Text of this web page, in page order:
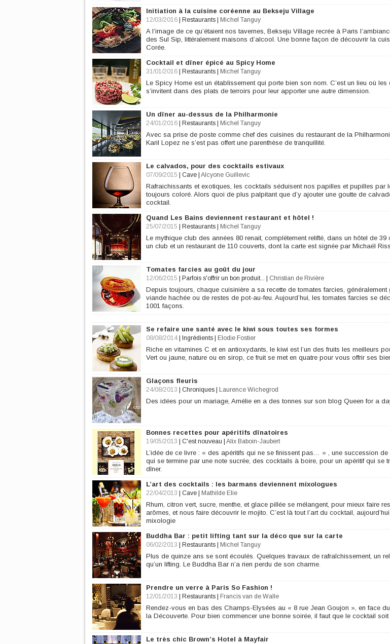
Initiation à la cuisine coréenne au Bekseju Village
12/03/2016 Restaurants Michel Tanguy
A l’image de ce qu’étaient nos tavernes, Bekseju Village recrée à Paris
des Sul Sip, littéralement maisons d’alcool. Une bonne façon de découvrir la
Corée.
Cocktail et dîner épicé au Spicy Home
31/01/2016 Restaurants Michel Tanguy
Le Spicy Home est un établissement qui porte bien son nom. C’est un lieu où les
s’invitent dans des plats de terroirs pour leur apporter une autre dimension.
Un dîner au-dessus de la Philharmonie
24/01/2016 Restaurants Michel Tanguy
Avec sa prise de poste comme chef des cuisines du restaurant de la
Karil Lopez ne s’est pas offert une parenthèse de tranquillité.
Le calvados, pour des cocktails estivaux
07/09/2015 Cave Alcyone Guillevic
Rafraichissants et exotiques, les cocktails séduisent nos papilles et pupilles par
toujours coloré. Alors quoi de plus palpitant que d’y ajouter une goutte de
cocktail.
Quand Les Bains deviennent restaurant et hôtel !
25/07/2015 Restaurants Michel Tanguy
Le mythique club des années 80 renait, complétement relifté, dans un hôtel de 39
un club et un restaurant de 110 couverts, dont la carte est signée par Michaël
Tomates farcies au goût du jour
12/06/2015 Parfois s'offrir un bon produit... Christian de Rivière
Depuis toujours, chaque cuisinière a sa recette de tomates farcies, généralement
viande hachée ou de restes de pot-au-feu. Aujourd’hui, les tomates farcies se
1001 façons.
Se refaire une santé avec le kiwi sous toutes ses formes
08/08/2014 Ingrédients Elodie Fostier
Riche en vitamines C et en antioxydants, le kiwi est l’un des fruits les meilleurs
Vert ou jaune, nature ou en sirop, ce fruit se met en quatre pour vous offrir ses
Glaçons fleuris
24/08/2013 Chroniques Laurence Wichegrod
Des idées pour un mariage, Amélie en a des tonnes sur son blog Queen for a
Bonnes recettes pour apéritifs dînatoires
19/05/2013 C'est nouveau Alix Baboin-Jaubert
L’idée de ce livre : « des apéritifs qui ne se finissent pas… » , une succession de
qui se termine par une note sucrée, des cocktails à boire, pour un apéritif qui se
dîner.
L’art des cocktails : les barmans deviennent mixologues
22/04/2013 Cave Mathilde Elie
Rhum, citron vert, sucre, menthe, et glace pillée se mélangent, pour mieux faire
arômes, et nous faire découvrir le mojito. C’est là tout l’art du cocktail,
mixologie
Buddha Bar : petit lifting tant sur la déco que sur la carte
06/02/2013 Restaurants Michel Tanguy
Plus de quinze ans se sont écoulés. Quelques travaux de rafraîchissement, un
qu’un lifting. Le Buddha Bar n’a rien perdu de son charme.
Prendre un verre à Paris So Fashion !
12/01/2013 Restaurants Francis van de Walle
Rendez-vous en bas des Champs-Elysées au « 8 rue Jean Goujon », en face
la Découverte. Pour bien commencer une bonne soirée, il faut que le cocktail soit
Le très chic Brown’s Hotel à Mayfair